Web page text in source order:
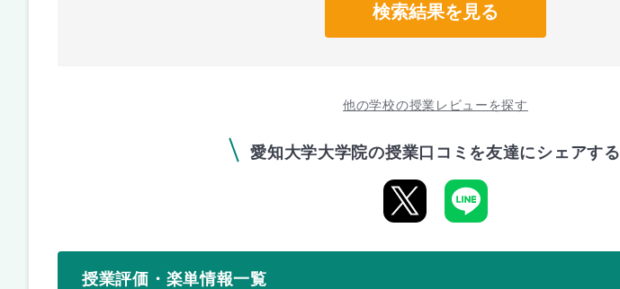
検索結果を見る
他の学校の授業レビューを探す
愛知大学大学院の授業口コミを友達にシェアする
授業評価・楽単情報一覧